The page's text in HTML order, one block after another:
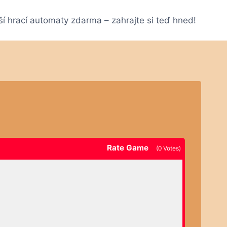
hrací automaty zdarma – zahrajte si teď hned!
Rate Game (0 Votes)